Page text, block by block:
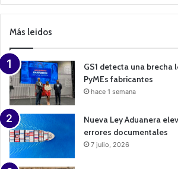
a
m
a
n
Más leidos
GS1 detecta una brecha
PyMEs fabricantes
hace 1 semana
Nueva Ley Aduanera
errores documentales
7 julio, 2026